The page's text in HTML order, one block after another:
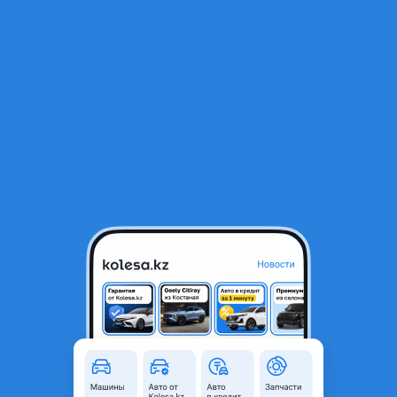
Радиаторы кондиционера
Тараз, Жамбылская область